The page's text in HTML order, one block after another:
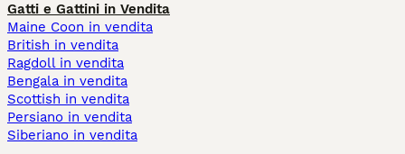
Gatti e Gattini in Vendita
Maine Coon in vendita
British in vendita
Ragdoll in vendita
Bengala in vendita
Scottish in vendita
Persiano in vendita
Siberiano in vendita